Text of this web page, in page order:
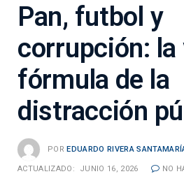
Pan, futbol y
corrupción: la
fórmula de la
distracción
POR EDUARDO RIVERA
ACTUALIZADO: JUNIO 16, 2026
NO